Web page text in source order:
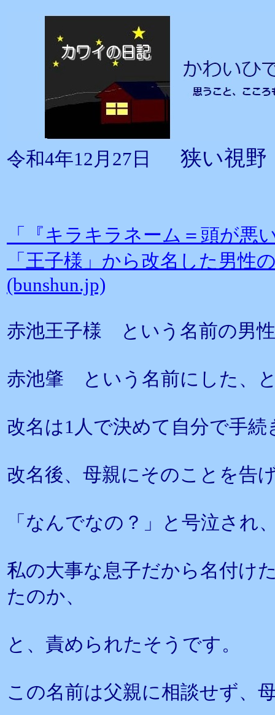
令和4年12月27日 狭い視
「『キラキラネーム＝頭が
「王子様」から改名した男性
(bunshun.jp)
赤池王子様 という名前の男
赤池肇 という名前にした、
改名は1人で決めて自分で手
改名後、母親にそのことを告
「なんでなの？」と号泣され
私の大事な息子だから名付け
たのか、
と、責められたそうです。
この名前は父親に相談せず、